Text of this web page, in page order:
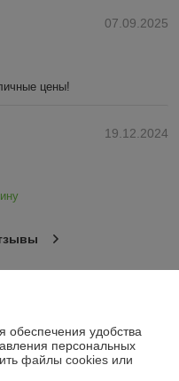
07.09.2025
цены!
19.12.2024
удобства
персональных
файлы cookies или